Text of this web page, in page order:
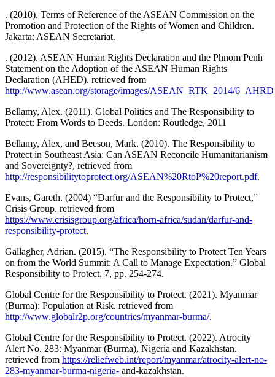
. (2010). Terms of Reference of the ASEAN Commission on the
Promotion and Protection of the Rights of Women and Children.
Jakarta: ASEAN Secretariat.
. (2012). ASEAN Human Rights Declaration and the Phnom Penh
Statement on the Adoption of the ASEAN Human Rights
Declaration (AHED). retrieved from
http://www.asean.org/storage/images/ASEAN_RTK_2014/
Bellamy, Alex. (2011). Global Politics and The Responsibility to
Protect: From Words to Deeds. London: Routledge, 2011
Bellamy, Alex, and Beeson, Mark. (2010). The Responsibility to
Protect in Southeast Asia: Can ASEAN Reconcile Humanitarianism
and Sovereignty?, retrieved from
http://responsibilitytoprotect.org/ASEAN%20RtoP%20report.pdf.
Evans, Gareth. (2004) “Darfur and the Responsibility to Protect,”
Crisis Group. retrieved from
https://www.crisisgroup.org/africa/horn-africa/sudan/darfur-and-
responsibility-protect.
Gallagher, Adrian. (2015). “The Responsibility to Protect Ten Years
on from the World Summit: A Call to Manage Expectation.” Global
Responsibility to Protect, 7, pp. 254-274.
Global Centre for the Responsibility to Protect. (2021). Myanmar
(Burma): Population at Risk. retrieved from
http://www.globalr2p.org/countries/myanmar-burma/.
Global Centre for the Responsibility to Protect. (2022). Atrocity
Alert No. 283: Myanmar (Burma), Nigeria and Kazakhstan.
retrieved from https://reliefweb.int/report/myanmar/atrocity-alert-no-
283-myanmar-burma-nigeria- and-kazakhstan.